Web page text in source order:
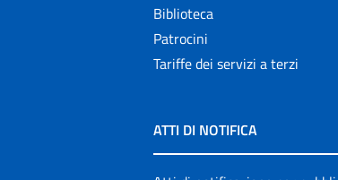
Biblioteca
Patrocini
Tariffe dei servizi a terzi
ATTI DI NOTIFICA